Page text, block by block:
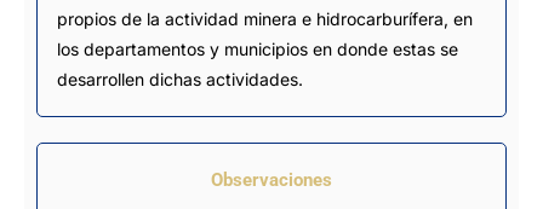
propios de la actividad minera e hidrocarburífera, en
los departamentos y municipios en donde estas se
desarrollen dichas actividades.
Observaciones